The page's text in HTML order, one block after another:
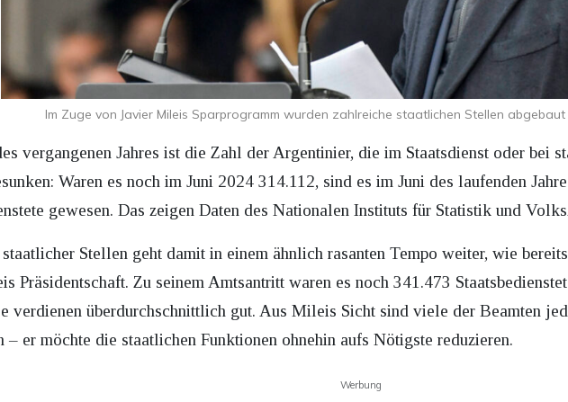
Im Zuge von Javier Mileis Sparprogramm wurden zahlreiche staatlichen Stellen abgebaut
vergangenen Jahres ist die Zahl der Argentinier, die im Staatsdienst oder bei
Waren es noch im Juni 2024 314.112, sind es im Juni des laufenden
gewesen. Das zeigen Daten des Nationalen Instituts für Statistik und
Stellen geht damit in einem ähnlich rasanten Tempo weiter, wie
Präsidentschaft. Zu seinem Amtsantritt waren es noch 341.473
verdienen überdurchschnittlich gut. Aus Mileis Sicht sind viele der Beamten
– er möchte die staatlichen Funktionen ohnehin aufs Nötigste reduzieren.
Werbung